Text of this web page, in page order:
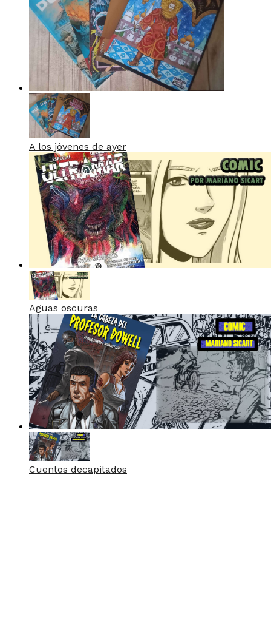
A los jóvenes de ayer
Aguas oscuras
Cuentos decapitados